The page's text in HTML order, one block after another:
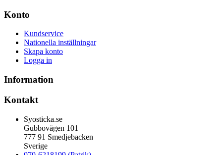
Konto
Kundservice
Nationella inställningar
Skapa konto
Logga in
Information
Kontakt
Syosticka.se
Gubbovägen 101
777 91 Smedjebacken
Sverige